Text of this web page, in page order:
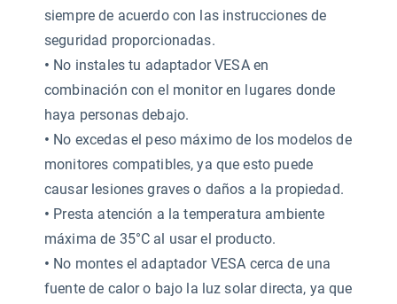
siempre de acuerdo con las instrucciones de
seguridad proporcionadas.
• No instales tu adaptador VESA en
combinación con el monitor en lugares donde
haya personas debajo.
• No excedas el peso máximo de los modelos de
monitores compatibles, ya que esto puede
causar lesiones graves o daños a la propiedad.
• Presta atención a la temperatura ambiente
máxima de 35°C al usar el producto.
• No montes el adaptador VESA cerca de una
fuente de calor o bajo la luz solar directa, ya que